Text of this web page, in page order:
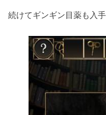
続けてギンギン目薬も入